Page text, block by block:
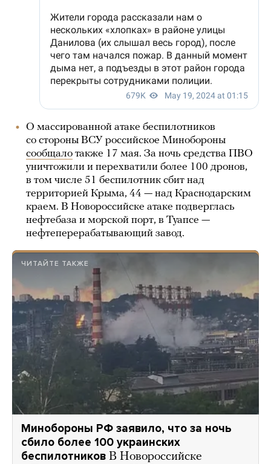
О массированной атаке беспилотников
со стороны ВСУ российское Минобороны
сообщало также 17 мая. За ночь средства ПВО
уничтожили и перехватили более 100 дронов,
в том числе 51 беспилотник сбит над
территорией Крыма, 44 — над Краснодарским
краем. В Новороссийске атаке подверглась
нефтебаза и морской порт, в Туапсе —
нефтеперерабатывающий завод.
ЧИТАЙТЕ ТАКЖЕ
Минобороны РФ заявило, что за ночь
сбило более 100 украинских
беспилотников В Новороссийске